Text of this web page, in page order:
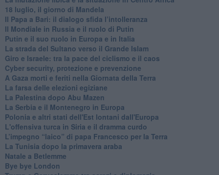
18 luglio, il giorno di Mandela
Il Papa a Bari: il dialogo sfida l’intolleranza
Il Mondiale in Russia e il ruolo di Putin
Putin e il suo ruolo in Europa e in Italia
La strada del Sultano verso il Grande Islam
Giro e Israele: tra la pace del ciclismo e il caos
Cyber security, protezione e prevenzione
A Gaza morti e feriti nella Giornata della Terra
La farsa delle elezioni egiziane
La Palestina dopo Abu Mazen
La Serbia e il Montenegro in Europa
Polonia e altri stati dell'Est lontani dall'Europa
L'offensiva turca in Siria e il dramma curdo
L’impegno “laico” di papa Francesco per la Terra
La Tunisia dopo la primavera araba
Natale a Betlemme
Bye bye London